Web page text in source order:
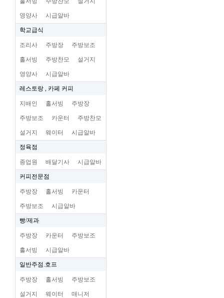
영양사 시급알바
학교급식
조리사 주방장 주방보조
홀서빙 주방찬모 설거지
영양사 시급알바
레스토랑 , 카페 커피
지배인 홀서빙 주방장
주방보조 카운터 주방찬모
설거지 웨이터 시급알바
정육점
종업원 배달기사 시급알바
커피전문점
주방장 홀서빙 카운터
주방보조 시급알바
빵/제과
주방장 카운터 주방보조
홀서빙 시급알바
일반주점.호프
주방장 홀서빙 주방보조
설거지 웨이터 매니저